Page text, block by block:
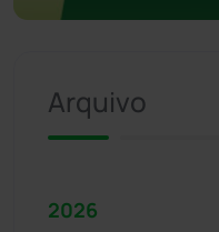
Arquivo
2026